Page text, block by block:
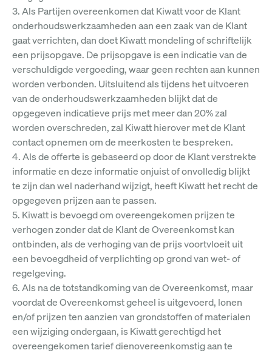
3. Als Partijen overeenkomen dat Kiwatt voor de Klant
onderhoudswerkzaamheden aan een zaak van de Klant
gaat verrichten, dan doet Kiwatt mondeling of schriftelijk
een prijsopgave. De prijsopgave is een indicatie van de
verschuldigde vergoeding, waar geen rechten aan kunnen
worden verbonden. Uitsluitend als tijdens het uitvoeren
van de onderhoudswerkzaamheden blijkt dat de
opgegeven indicatieve prijs met meer dan 20% zal
worden overschreden, zal Kiwatt hierover met de Klant
contact opnemen om de meerkosten te bespreken.
4. Als de offerte is gebaseerd op door de Klant verstrekte
informatie en deze informatie onjuist of onvolledig blijkt
te zijn dan wel naderhand wijzigt, heeft Kiwatt het recht de
opgegeven prijzen aan te passen.
5. Kiwatt is bevoegd om overeengekomen prijzen te
verhogen zonder dat de Klant de Overeenkomst kan
ontbinden, als de verhoging van de prijs voortvloeit uit
een bevoegdheid of verplichting op grond van wet- of
regelgeving.
6. Als na de totstandkoming van de Overeenkomst, maar
voordat de Overeenkomst geheel is uitgevoerd, lonen
en/of prijzen ten aanzien van grondstoffen of materialen
een wijziging ondergaan, is Kiwatt gerechtigd het
overeengekomen tarief dienovereenkomstig aan te